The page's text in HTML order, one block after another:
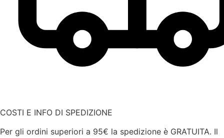
COSTI E INFO DI SPEDIZIONE
Per gli ordini superiori a 95€ la spedizione è GRATUITA. Il